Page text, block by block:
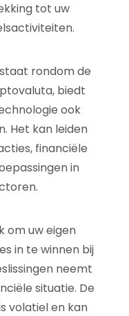
tot uw
rondom de
biedt
ook
Het kan leiden
financiële
in
om uw eigen
in te winnen bij
neemt
situatie. De
volatiel en kan